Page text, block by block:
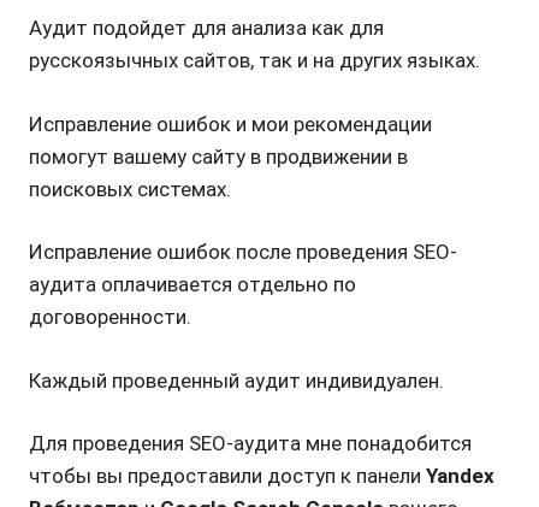
Аудит подойдет для анализа как для
русскоязычных сайтов, так и на других языках.
Исправление ошибок и мои рекомендации
помогут вашему сайту в продвижении в
поисковых системах.
Исправление ошибок после проведения SEO-
аудита оплачивается отдельно по
договоренности.
Каждый проведенный аудит индивидуален.
Для проведения SEO-аудита мне понадобится
чтобы вы предоставили доступ к панели Yandex